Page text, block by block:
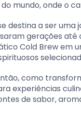
mundo, onde o
destina a ser
gerações até
Cold Brew em
como
experiências
de sabor,